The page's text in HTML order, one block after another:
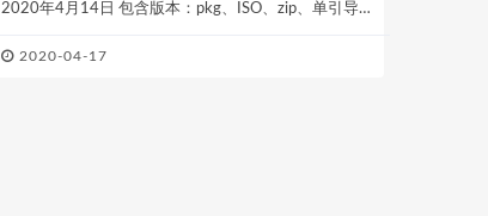
2020年4月14日 包含版本：pkg、ISO、zip、单引导
2020-04-17